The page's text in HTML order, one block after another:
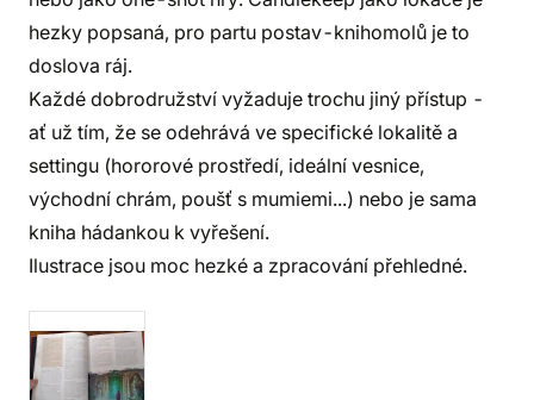
hezky popsaná, pro partu postav-knihomolů je to
doslova ráj.
Každé dobrodružství vyžaduje trochu jiný přístup -
ať už tím, že se odehrává ve specifické lokalitě a
settingu (hororové prostředí, ideální vesnice,
východní chrám, poušť s mumiemi...) nebo je sama
kniha hádankou k vyřešení.
Ilustrace jsou moc hezké a zpracování přehledné.